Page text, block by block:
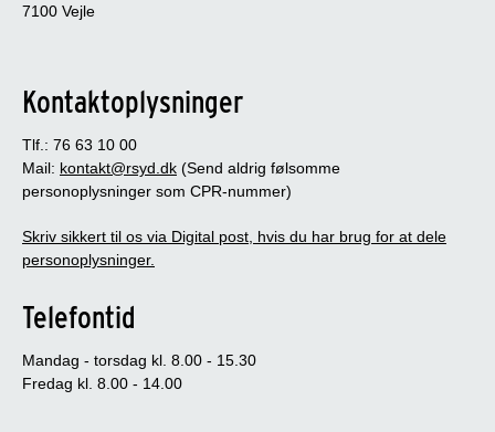
7100 Vejle
Kontaktoplysninger
Tlf.: 76 63 10 00
Mail: kontakt@rsyd.dk (Send aldrig følsomme
personoplysninger som CPR-nummer)
Skriv sikkert til os via Digital post, hvis du har brug for at dele
personoplysninger.
Telefontid
Mandag - torsdag kl. 8.00 - 15.30
Fredag kl. 8.00 - 14.00